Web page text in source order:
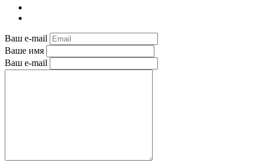
Ваш e-mail
Ваше имя
Ваш e-mail